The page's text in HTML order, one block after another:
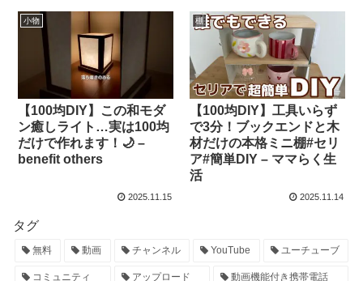
小物
【100均DIY】この和モダ
ン癒しライト…実は100均
だけで作れます！🌙 –
benefit others
2025.11.15
棚
【100均DIY】工具いらず
で3分！ブックエンドと木
材だけの本格ミニ棚#セリ
ア#簡単DIY – ママらく生
活
2025.11.14
タグ
無料 動画 チャンネル YouTube ユーチューブ
コミュニティ アップロード 動画機能付き携帯電話